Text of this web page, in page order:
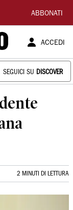
ABBONATI
ACCEDI
SEGUICI SU DISCOVER
2 MINUTI DI LETTURA